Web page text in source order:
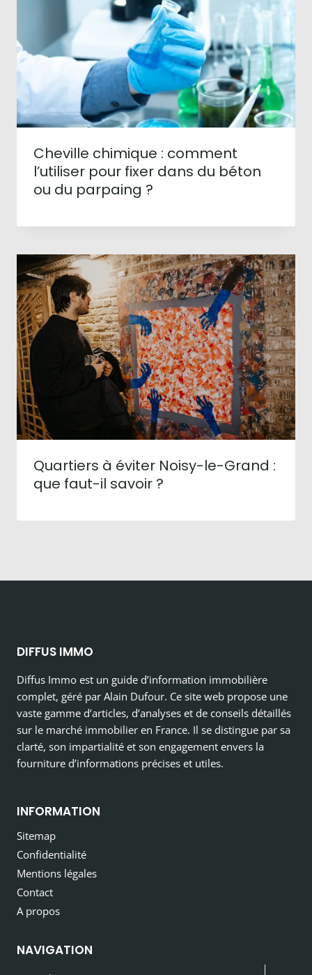
Cheville chimique : comment
l’utiliser pour fixer dans du béton
ou du parpaing ?
Quartiers à éviter Noisy-le-Grand :
que faut-il savoir ?
DIFFUS IMMO
Diffus Immo est un guide d’information immobilière
complet, géré par Alain Dufour. Ce site web propose une
vaste gamme d’articles, d’analyses et de conseils détaillés
sur le marché immobilier en France. Il se distingue par sa
clarté, son impartialité et son engagement envers la
fourniture d’informations précises et utiles.
INFORMATION
Sitemap
Confidentialité
Mentions légales
Contact
A propos
NAVIGATION